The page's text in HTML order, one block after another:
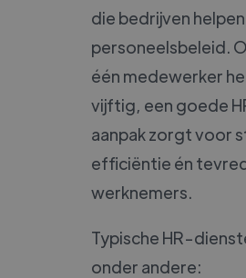
die bedrijven helpen
personeelsbeleid.
één medewerker
vijftig, een goede
aanpak zorgt voor
efficiëntie én
werknemers.
Typische HR-
onder andere: